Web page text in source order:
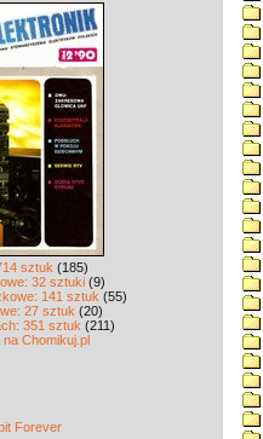
sztuk (185)
32 sztuki (9)
141 sztuk (55)
27 sztuk (20)
351 sztuk (211)
Chomikuj.pl
Forever